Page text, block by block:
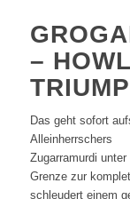
–
Das geht sofort
Alleinherrschers
Zugarramurdi
Grenze zur
schleudert einem